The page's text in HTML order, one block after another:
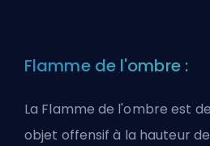
Flamme de l'ombre :
La Flamme de l'ombre est
objet offensif à la hauteur